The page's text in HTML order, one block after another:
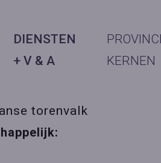
DIENSTEN
+ V & A
KERNEN
torenvalk